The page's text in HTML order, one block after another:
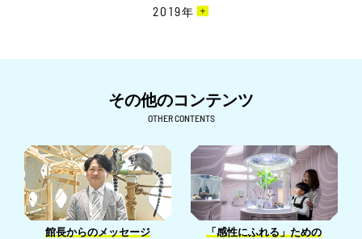
3月［4］
2月［6］
1月［5］
8月［12］
4月［26］
2月［15］
1月［13］
9月［14］
5月［27］
3月［25］
2月［24］
1月［18］
7月［22］
6月［23］
5月［32］
4月［26］
3月［22］
2月［13］
12月［15］
10月［26］
8月［7］
6月［15］
5月［12］
4月［7］
3月［14］
2019年
10月［6］
9月［6］
7月［9］
6月［6］
5月［5］
その他のコンテンツ
OTHER CONTENTS
館長からのメッセージ
「感性にふれる」ための